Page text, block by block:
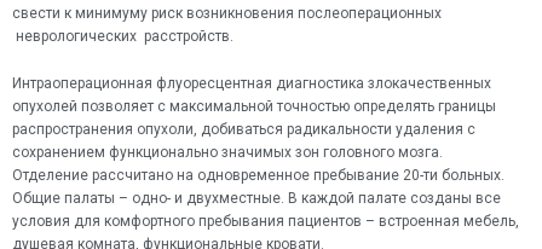
свести к минимуму риск возникновения послеоперационных
неврологических расстройств.
Интраоперационная флуоресцентная диагностика злокачественных
опухолей позволяет с максимальной точностью определять границы
распространения опухоли, добиваться радикальности удаления с
сохранением функционально значимых зон головного мозга.
Отделение рассчитано на одновременное пребывание 20-ти больных.
Общие палаты – одно- и двухместные. В каждой палате созданы все
условия для комфортного пребывания пациентов – встроенная мебель,
душевая комната, функциональные кровати.